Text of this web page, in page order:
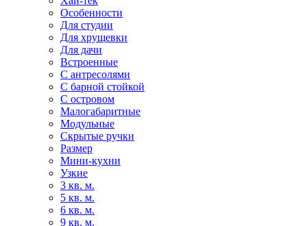
Особенности
Для студии
Для хрущевки
Для дачи
Встроенные
С антресолями
С барной стойкой
С островом
Малогабаритные
Модульные
Скрытые ручки
Размер
Мини-кухни
Узкие
3 кв. м.
5 кв. м.
6 кв. м.
9 кв. м.